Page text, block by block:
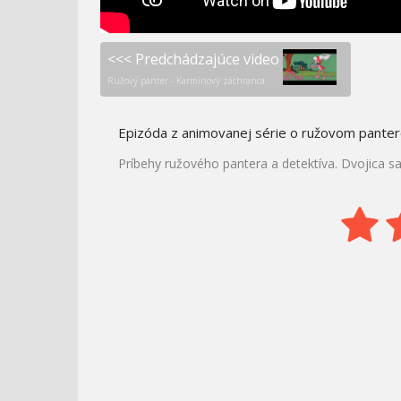
<<< Predchádzajúce video
Ružový panter - Karminový záchranca
Epizóda z animovanej série o ružovom
Príbehy ružového pantera a detektíva. Dvojica